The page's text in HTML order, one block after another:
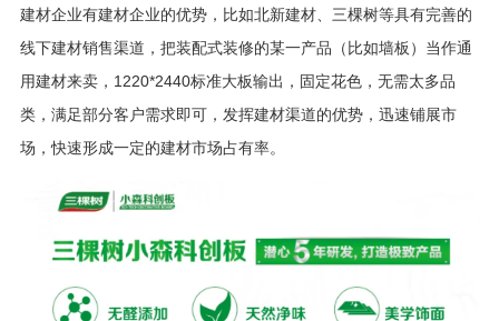
建材企业有建材企业的优势，比如北新建材、三棵树等具有完善的
线下建材销售渠道，把装配式装修的某一产品（比如墙板）当作通
用建材来卖，1220*2440标准大板输出，固定花色，无需太多品
类，满足部分客户需求即可，发挥建材渠道的优势，迅速铺展市
场，快速形成一定的建材市场占有率。